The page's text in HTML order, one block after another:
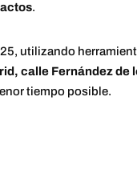
.
utilizando
calle Fernández de
tiempo posible.